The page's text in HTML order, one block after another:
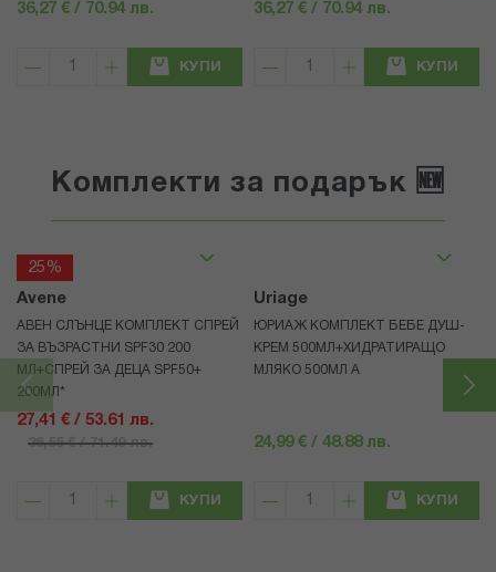
36,27 € / 70.94 лв.
КУПИ
36,27 € / 70.94 лв.
КУПИ
Комплекти за подарък 🆕
25%
Avene
АВЕН СЛЪНЦЕ КОМПЛЕКТ СПРЕЙ
ЗА ВЪЗРАСТНИ SPF30 200
МЛ+СПРЕЙ ЗА ДЕЦА SPF50+
200МЛ*
27,41 € / 53.61 лв.
36,55 € / 71.49 лв.
КУПИ
Uriage
ЮРИАЖ КОМПЛЕКТ БЕБЕ ДУШ-
КРЕМ 500МЛ+ХИДРАТИРАЩО
МЛЯКО 500МЛ A
24,99 € / 48.88 лв.
КУПИ